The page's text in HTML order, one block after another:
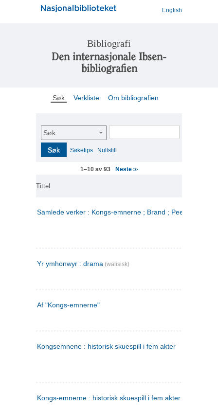
English
Bibliografi
Den internasjonale Ibsen-
bibliografien
Søk Verkliste Om bibliografien
Søk
Søk Søketips Nullstill
1–10 av 93 Neste>>
Tittel
Samlede verker : Kongs-emnerne ; Brand ; Peer Gynt. 2
Yr ymhonwyr : drama (walisisk)
Af "Kongs-emnerne"
Kongsemnene : historisk skuespill i fem akter
Kongs-emnerne : historisk skuespill i fem akter